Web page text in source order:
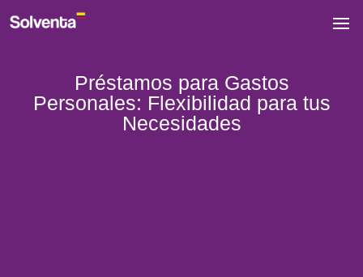
Préstamos para Gastos
Personales: Flexibilidad para tus
Necesidades